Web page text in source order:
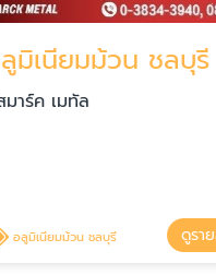
เนียมม้วน ชลบุรี
ค เมทัล
เนียมม้วน ชลบุรี ดูรายละเ